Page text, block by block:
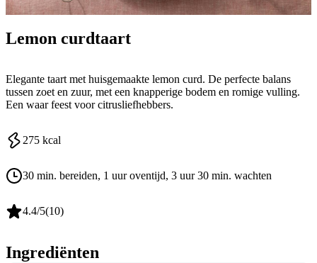
Lemon curdtaart
Elegante taart met huisgemaakte lemon curd. De perfecte balans
tussen zoet en zuur, met een knapperige bodem en romige vulling.
Een waar feest voor citrusliefhebbers.
275 kcal
30 min. bereiden, 1 uur oventijd, 3 uur 30 min. wachten
4.4/5(10)
Ingrediënten